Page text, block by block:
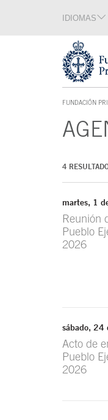
Tecla de
IDIOMAS
FUNDACIÓN
TECLA DE
Contenido principal
4
martes, 1
Reunión
Pueblo
2026
sábado, 24
Acto de
Pueblo
2026